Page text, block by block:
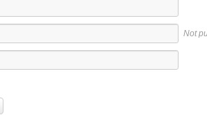
Not